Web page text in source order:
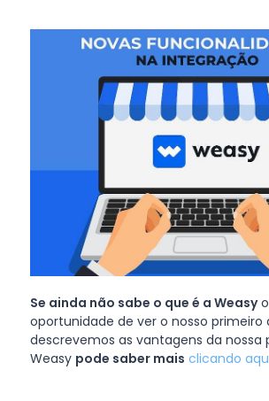
Se ainda não sabe o que é a Weasy
oportunidade de ver o nosso primeiro
descrevemos as vantagens da nossa
Weasy pode saber mais clicando